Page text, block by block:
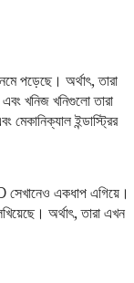
পড়েছে। অর্থাৎ, তারা
খনিজ খনিগুলো তারা
ইন্ডাস্ট্রির
সেখানেও একধাপ এগিয়ে।
অর্থাৎ, তারা এখন